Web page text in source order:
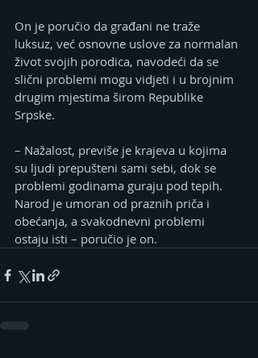
On je poručio da građani ne traže
luksuz, već osnovne uslove za normalan
život svojih porodica, navodeći da se
slični problemi mogu vidjeti i u brojnim
drugim mjestima širom Republike
Srpske.
– Nažalost, previše je krajeva u kojima
su ljudi prepušteni sami sebi, dok se
problemi godinama guraju pod tepih.
Narod je umoran od praznih priča i
obećanja, a svakodnevni problemi
ostaju isti – poručio je on.